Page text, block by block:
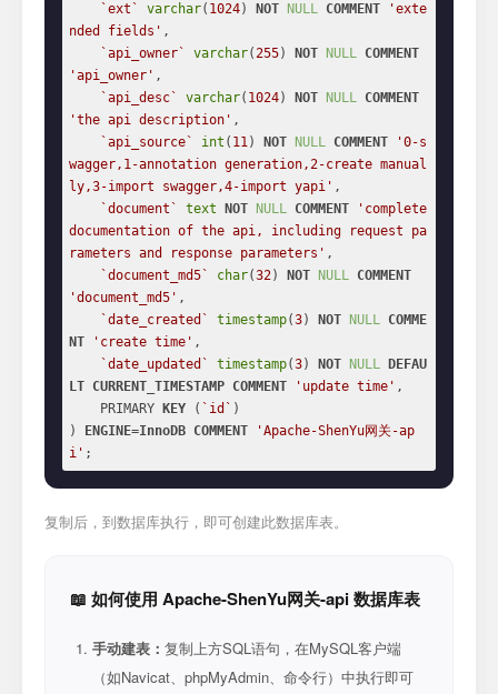
`ext`
varchar( 1024) NOT NULL COMMENT
'exte
nded fields' ,
`api_owner`
varchar(255) NOT NULL COMMENT
'api_owner' ,
`api_desc`
varchar( 1024) NOT NULL COMMENT
'the api description' ,
`api_source`
int ( 11) NOT NULL COMMENT
'0-s
wagger,1-annotation generation,2-create manual
ly,3-import swagger,4-import yapi' ,
`document`
text NOT NULL COMMENT
'complete
documentation of the api, including request pa
rameters and response parameters' ,
`document_md5`
char(32) NOT NULL COMMENT
'document_md5' ,
`date_created`
timestamp(3) NOT NULL COMME
NT
'create time' ,
`date_updated`
timestamp(3) NOT NULL
DEFAU
LT CURRENT_TIMESTAMP COMMENT 'update time' ,
    PRIMARY
KEY ( `id` )
)
ENGINE=InnoDB COMMENT
'Apache-ShenYu网关-ap
i' ;
复制后，到数据库执行，即可创建此数据库表。
📖 如何使用 Apache-ShenYu网关-api 数据库表
手动建表： 复制上方SQL语句，在MySQL客户端
（如Navicat、phpMyAdmin、命令行）中执行即可